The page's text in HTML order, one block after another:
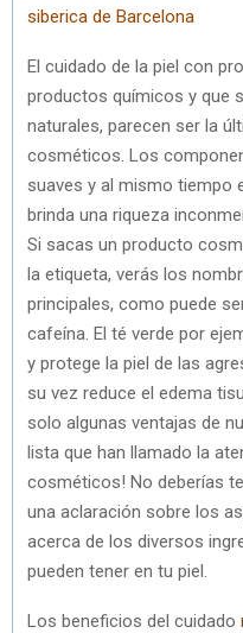
siberica de Barcelona
El cuidado de la piel con
productos químicos y que
naturales, parecen ser la
cosméticos. Los
suaves y al mismo tiempo
brinda una riqueza
Si sacas un producto
la etiqueta, verás los
principales, como puede
cafeína. El té verde por
y protege la piel de las
su vez reduce el edema
solo algunas ventajas de
lista que han llamado la
cosméticos! No deberías
una aclaración sobre los
acerca de los diversos
pueden tener en tu piel.
Los beneficios del cuidado